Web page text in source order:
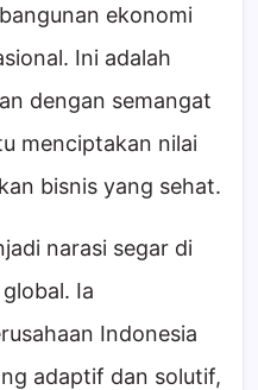
ekonomi
Ini adalah
dengan semangat
menciptakan nilai
bisnis yang sehat.
narasi segar di
Ia
Indonesia
adaptif dan solutif,